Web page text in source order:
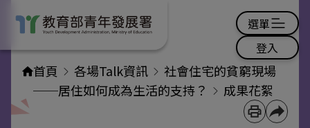
登入
選單
首頁 各場Talk資訊
社會住宅的貧窮現場
──居住如何成為生活的支持？
成果花絮